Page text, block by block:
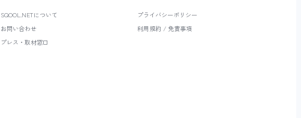
SQOOL.NETについて
お問い合わせ
プレス・取材窓口
プライバシーポリシー
利用規約 / 免責事項